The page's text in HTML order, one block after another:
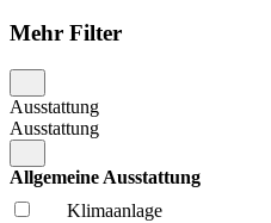
Mehr Filter
Ausstattung
Ausstattung
Allgemeine Ausstattung
Klima­anlage